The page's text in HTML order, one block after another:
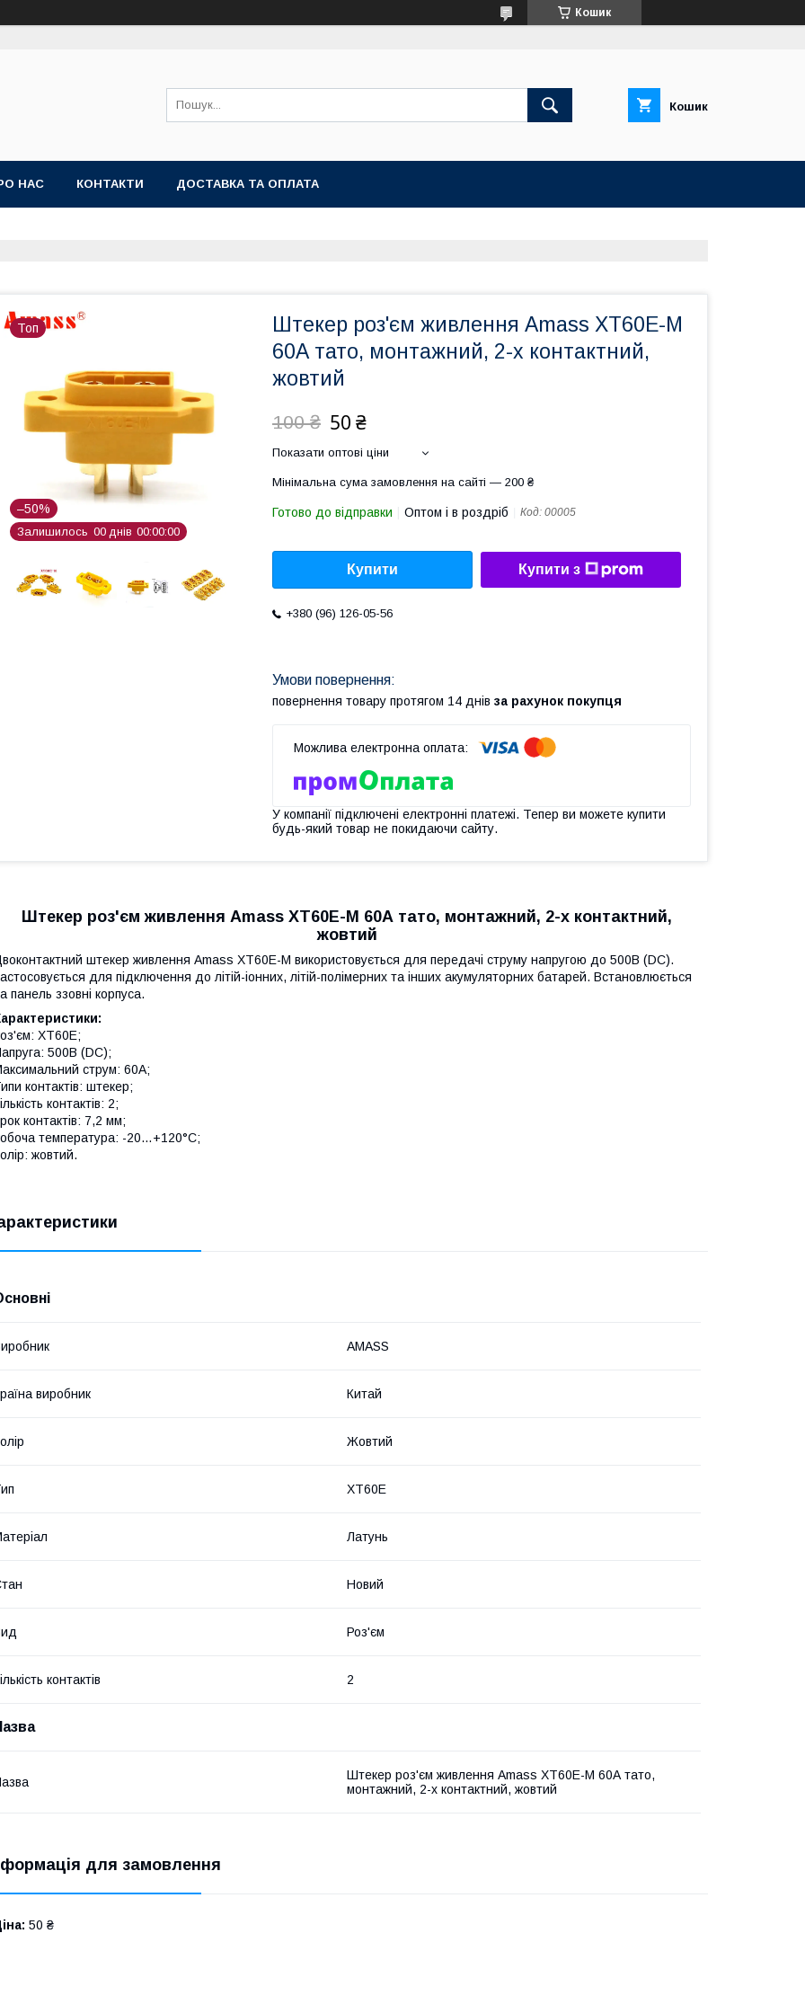
Кошик
Кошик
НАС КОНТАКТИ ДОСТАВКА ТА ОПЛАТА
Топ
–50%
Залишилось 00 днів 00 00 00
Штекер роз'єм живлення Amass XT60E-M
60А тато, монтажний, 2-х контактний,
жовтий
100 ₴ 50 ₴
Показати оптові ціни
Мінімальна сума замовлення на сайті — 200 ₴
Готово до відправки Оптом і в роздріб Код: 00005
Купити Купити з
+380 (96) 126-05-56
повернення товару протягом 14 днів за рахунок покупця
У компанії підключені електронні платежі. Тепер ви можете купити
будь-який товар не покидаючи сайту.
Штекер роз'єм живлення Amass XT60E-M 60А тато, монтажний, 2-х контактний,
жовтий
штекер живлення Amass XT60E-M використовується для передачі струму напругою до 500В (DC).
для підключення до літій-іонних, літій-полімерних та інших акумуляторних батарей. Встановлюється
панель ззовні корпуса.
XT60E;
500В (DC);
струм: 60А;
контактів: штекер;
контактів: 2;
контактів: 7,2 мм;
температура: -20…+120°С;
жовтий.
AMASS
виробник Китай
Жовтий
XT60E
Латунь
Новий
Роз'єм
контактів 2
Штекер роз'єм живлення Amass XT60E-M 60А тато,
монтажний, 2-х контактний, жовтий
для замовлення
50 ₴